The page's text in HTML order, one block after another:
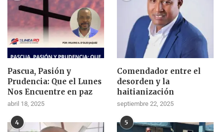
Pascua, Pasión y
Prudencia: Que el Lunes
Nos Encuentre en paz
abril 18, 2025
Comendador entre el
desorden y la
haitianización
septiembre 22, 2025
4 5